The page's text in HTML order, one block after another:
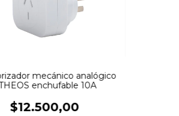
mecánico analógico
enchufable 10A
$12.500,00